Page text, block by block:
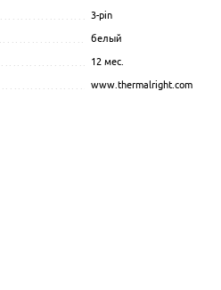
3-pin
белый
12 мес.
www.thermalright.com